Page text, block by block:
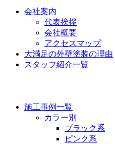
会社案内
代表挨拶
会社概要
アクセスマップ
大満足の外壁塗装の理由
スタッフ紹介一覧
施工事例一覧
カラー別
ブラック系
ピンク系